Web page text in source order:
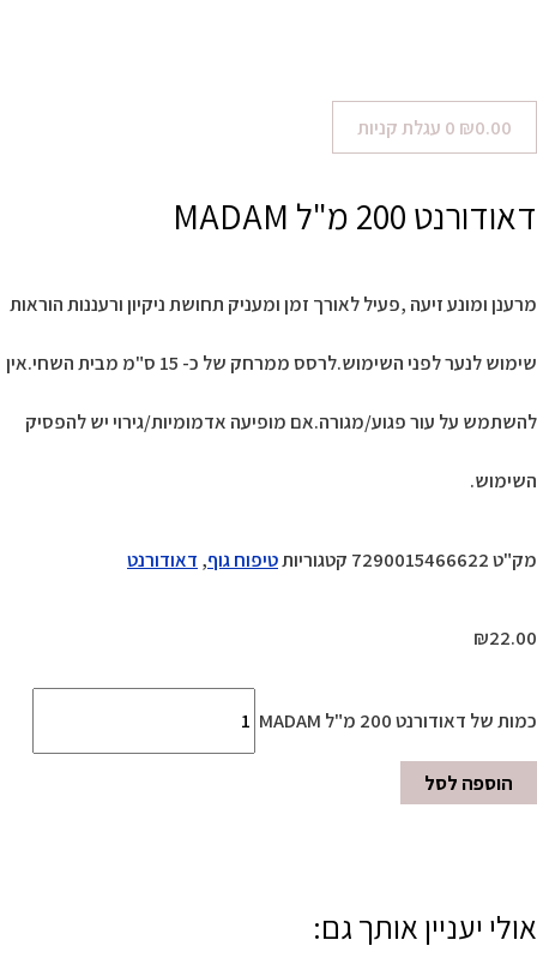
₪0.00
0 עגלת קניות
דאודורנט 200 מ"ל MADAM
מרענן ומונע זיעה ,פעיל לאורך זמן ומעניק תחושת ניקיון ורעננות הוראות
שימוש לנער לפני השימוש.לרסס ממרחק של כ- 15 ס"מ מבית השחי.אין
להשתמש על עור פגוע/מגורה.אם מופיעה אדמומיות/גירוי יש להפסיק
השימוש.
מק"ט7290015466622 קטגוריותטיפוח גוף, דאודורנט
₪22.00
כמות של דאודורנט 200 מ"ל MADAM
הוספה לסל
אולי יעניין אותך גם: